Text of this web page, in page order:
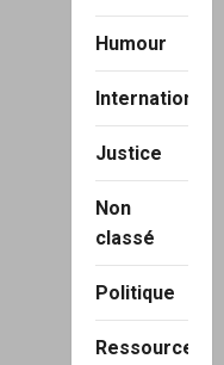
Humour
International
Justice
Non
classé
Politique
Ressource